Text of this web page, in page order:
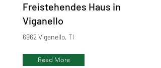
Freistehendes Haus in
Viganello
6962 Viganello, TI
Read More